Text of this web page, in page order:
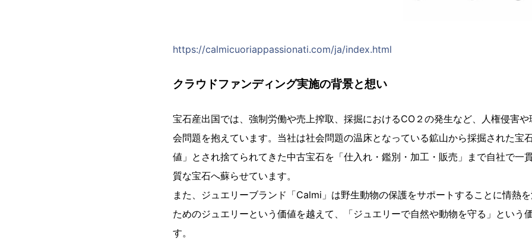
https://calmicuoriappassionati.com/ja/index.html
クラウドファンディング実施の背景と想い
宝石産出国では、強制労働や売上搾取、採掘におけるCO２の発生など、人権侵害
会問題を抱えています。当社は社会問題の温床となっている鉱山から採掘された宝
値」とされ捨てられてきた中古宝石を「仕入れ・鑑別・加工・販売」まで自社で一
質な宝石へ蘇らせています。
また、ジュエリーブランド「Calmi」は野生動物の保護をサポートすることに情熱
ためのジュエリーという価値を越えて、「ジュエリーで自然や動物を守る」という
す。